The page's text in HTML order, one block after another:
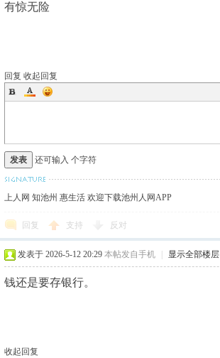
有惊无险
回复 收起回复
发表 还可输入 个字符
上人网 知池州 惠生活 欢迎下载池州人网APP
回复 支持 反对
发表于 2026-5-12 20:29 本帖发自手机 显示全部楼层
钱还是要存银行。
收起回复